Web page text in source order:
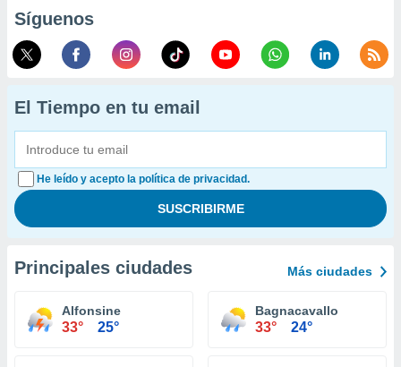
Síguenos
El Tiempo en tu email
He leído y acepto la política de privacidad.
Principales ciudades Más ciudades
Alfonsine
33° 25°
Bagnacavallo
33° 24°